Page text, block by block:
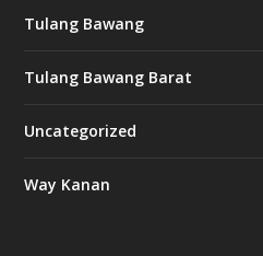
Tulang Bawang
Tulang Bawang Barat
Uncategorized
Way Kanan